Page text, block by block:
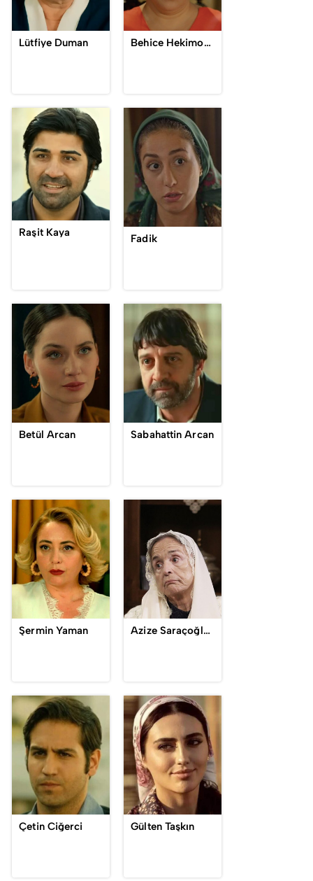
Lütfiye Duman Behice Hekimoğlu
Raşit Kaya
Fadik
Betül Arcan Sabahattin Arcan
Şermin Yaman Azize Saraçoğlu, Nonnina
Çetin Ciğerci Gülten Taşkın